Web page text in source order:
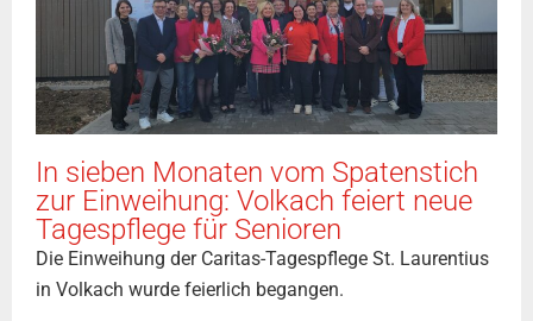
In sieben Monaten vom Spatenstich
zur Einweihung: Volkach feiert neue
Tagespflege für Senioren
Die Einweihung der Caritas-Tagespflege St. Laurentius
in Volkach wurde feierlich begangen.